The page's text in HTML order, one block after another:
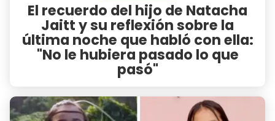
El recuerdo del hijo de Natacha
Jaitt y su reflexión sobre la
última noche que habló con ella:
"No le hubiera pasado lo que
pasó"